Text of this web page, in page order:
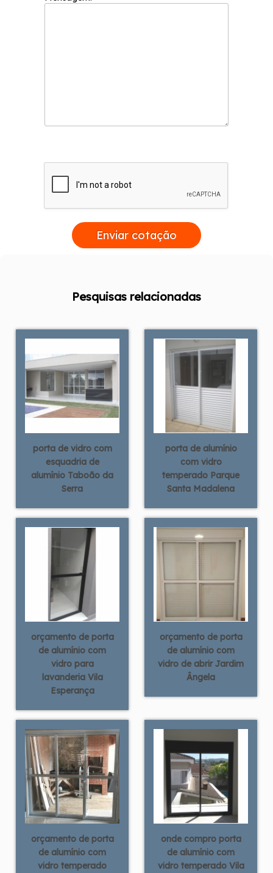
Enviar cotação
Pesquisas relacionadas
porta de vidro com
esquadria de
alumínio Taboão da
Serra
porta de alumínio
com vidro
temperado Parque
Santa Madalena
orçamento de porta
de alumínio com
vidro para
lavanderia Vila
Esperança
orçamento de porta
de alumínio com
vidro de abrir Jardim
Ângela
orçamento de porta
de alumínio com
vidro temperado
onde compro porta
de alumínio com
vidro temperado Vila